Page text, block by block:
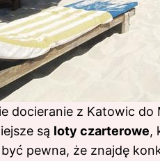
docieranie z Katowic
są loty czarterowe,
pewna, że znajdę